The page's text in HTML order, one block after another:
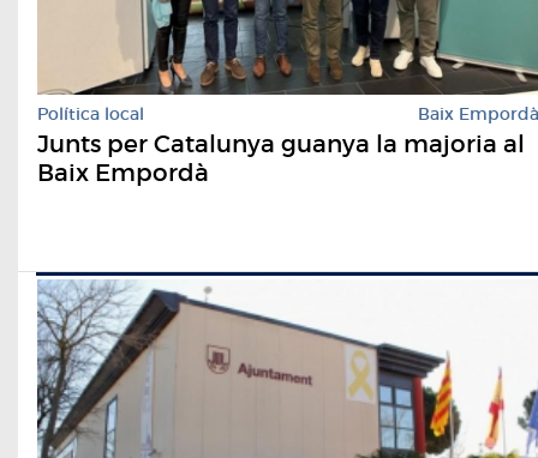
Política local Baix Empordà
Junts per Catalunya guanya la majoria al
Baix Empordà